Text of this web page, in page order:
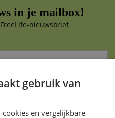
in je mailbox!
nieuwsbrief
niet gedeeld met anderen
gebruik van
cookies en vergelijkbare